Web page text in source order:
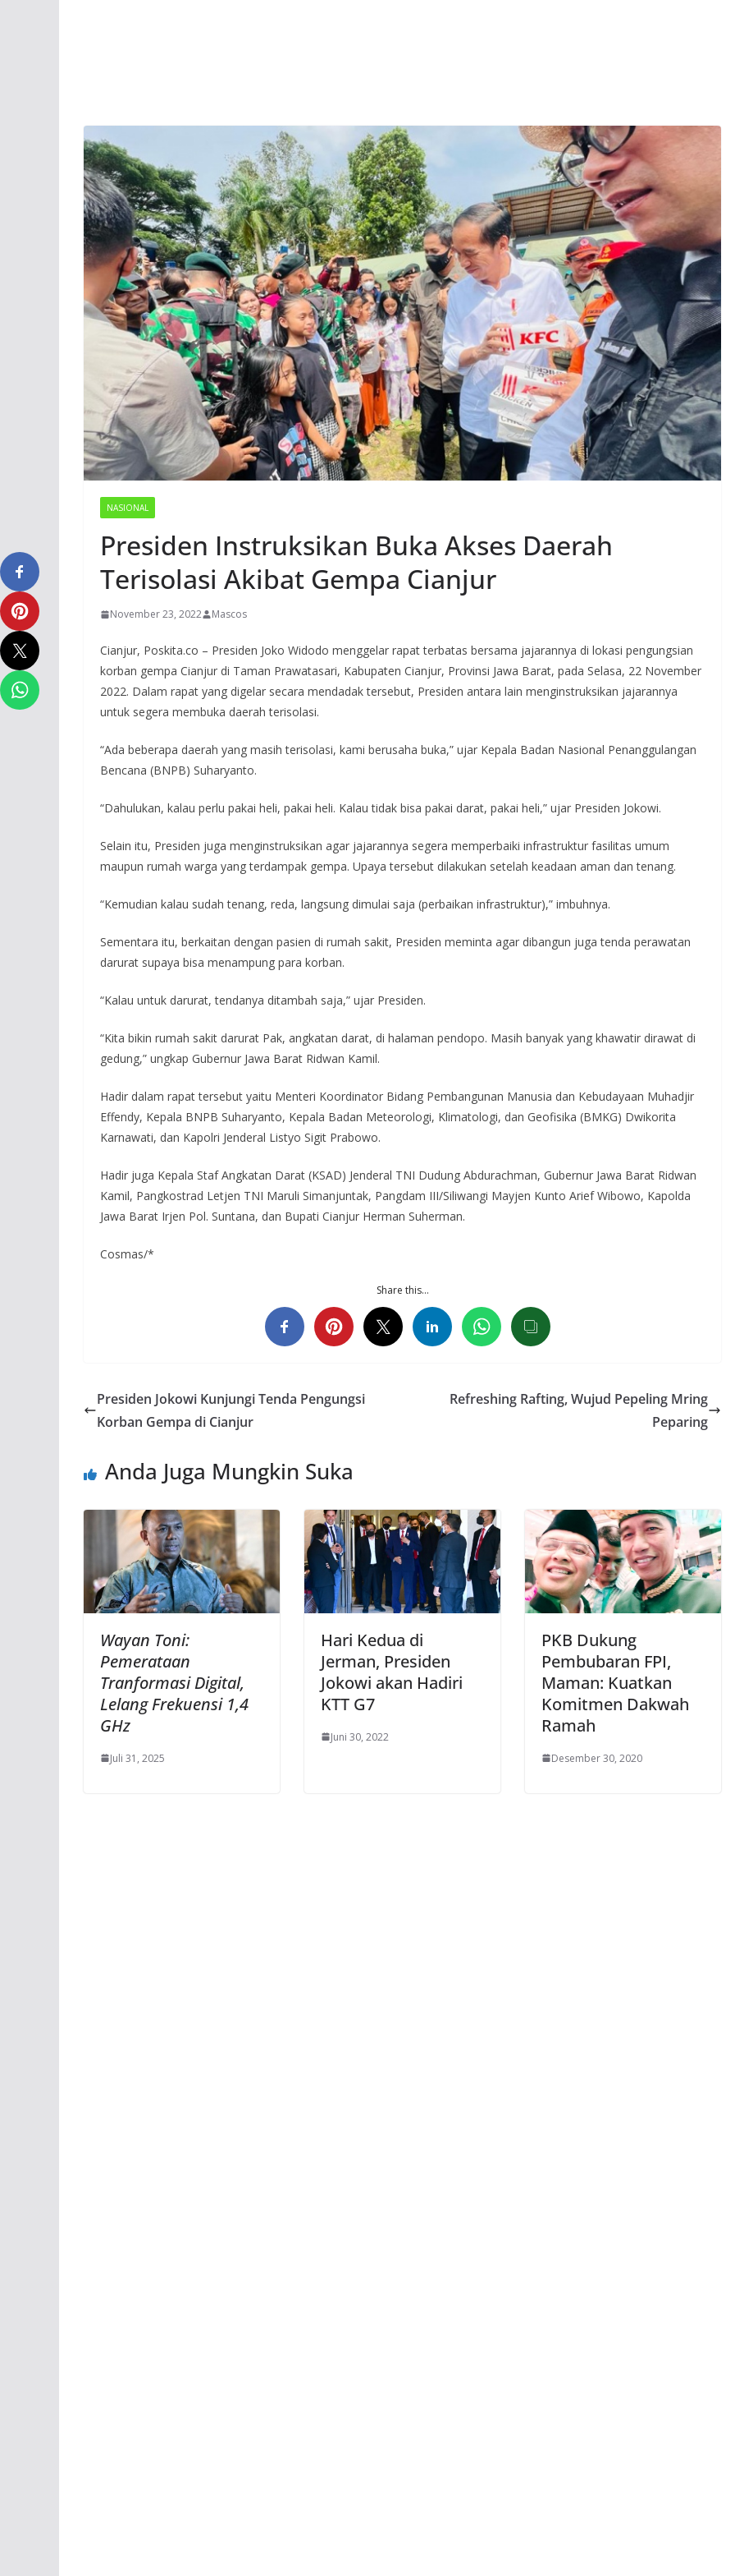
NASIONAL
Presiden Instruksikan Buka Akses Daerah
Terisolasi Akibat Gempa Cianjur
November 23, 2022 Mascos
Cianjur, Poskita.co – Presiden Joko Widodo menggelar rapat terbatas bersama jajarannya di lokasi pengungsian
korban gempa Cianjur di Taman Prawatasari, Kabupaten Cianjur, Provinsi Jawa Barat, pada Selasa, 22 November
2022. Dalam rapat yang digelar secara mendadak tersebut, Presiden antara lain menginstruksikan jajarannya
untuk segera membuka daerah terisolasi.
“Ada beberapa daerah yang masih terisolasi, kami berusaha buka,” ujar Kepala Badan Nasional Penanggulangan
Bencana (BNPB) Suharyanto.
“Dahulukan, kalau perlu pakai heli, pakai heli. Kalau tidak bisa pakai darat, pakai heli,” ujar Presiden Jokowi.
Selain itu, Presiden juga menginstruksikan agar jajarannya segera memperbaiki infrastruktur fasilitas umum
maupun rumah warga yang terdampak gempa. Upaya tersebut dilakukan setelah keadaan aman dan tenang.
“Kemudian kalau sudah tenang, reda, langsung dimulai saja (perbaikan infrastruktur),” imbuhnya.
Sementara itu, berkaitan dengan pasien di rumah sakit, Presiden meminta agar dibangun juga tenda perawatan
darurat supaya bisa menampung para korban.
“Kalau untuk darurat, tendanya ditambah saja,” ujar Presiden.
“Kita bikin rumah sakit darurat Pak, angkatan darat, di halaman pendopo. Masih banyak yang khawatir dirawat di
gedung,” ungkap Gubernur Jawa Barat Ridwan Kamil.
Hadir dalam rapat tersebut yaitu Menteri Koordinator Bidang Pembangunan Manusia dan Kebudayaan Muhadjir
Effendy, Kepala BNPB Suharyanto, Kepala Badan Meteorologi, Klimatologi, dan Geofisika (BMKG) Dwikorita
Karnawati, dan Kapolri Jenderal Listyo Sigit Prabowo.
Hadir juga Kepala Staf Angkatan Darat (KSAD) Jenderal TNI Dudung Abdurachman, Gubernur Jawa Barat Ridwan
Kamil, Pangkostrad Letjen TNI Maruli Simanjuntak, Pangdam III/Siliwangi Mayjen Kunto Arief Wibowo, Kapolda
Jawa Barat Irjen Pol. Suntana, dan Bupati Cianjur Herman Suherman.
Cosmas/*
Share this…
Presiden Jokowi Kunjungi Tenda Pengungsi
Korban Gempa di Cianjur
Refreshing Rafting, Wujud Pepeling Mring
Peparing
Anda Juga Mungkin Suka
Wayan Toni:
Pemerataan
Tranformasi Digital,
Lelang Frekuensi 1,4
GHz
Juli 31, 2025
Hari Kedua di
Jerman, Presiden
Jokowi akan Hadiri
KTT G7
Juni 30, 2022
PKB Dukung
Pembubaran FPI,
Maman: Kuatkan
Komitmen Dakwah
Ramah
Desember 30, 2020